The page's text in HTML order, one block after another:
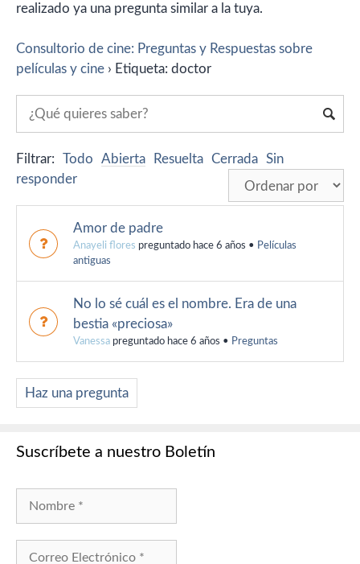
realizado ya una pregunta similar a la tuya.
Consultorio de cine: Preguntas y Respuestas sobre
películas y cine › Etiqueta: doctor
Filtrar: Todo Abierta Resuelta Cerrada Sin
responder
Amor de padre
Anayeli flores preguntado hace 6 años • Películas
antiguas
No lo sé cuál es el nombre. Era de una
bestia «preciosa»
Vanessa preguntado hace 6 años • Preguntas
Haz una pregunta
Suscríbete a nuestro Boletín